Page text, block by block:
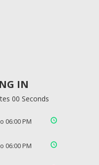
IN
00 Seconds
06:00 PM
06:00 PM